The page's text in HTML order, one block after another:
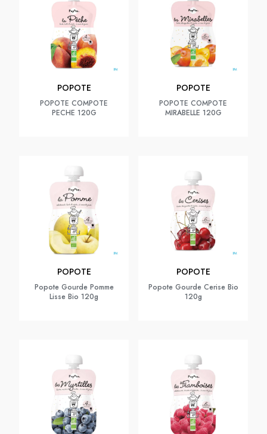
POPOTE
POPOTE COMPOTE
PECHE 120G
POPOTE
POPOTE COMPOTE
MIRABELLE 120G
POPOTE
Popote Gourde Pomme
Lisse Bio 120g
POPOTE
Popote Gourde Cerise Bio
120g